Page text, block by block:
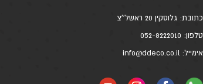
כתובת: גלוסקין 20 ראשל''צ
טלפון: 052-8222010
אימייל:info@ddeco.co.il